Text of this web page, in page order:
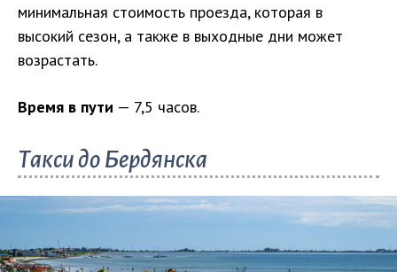
минимальная стоимость проезда, которая в
высокий сезон, а также в выходные дни может
возрастать.
Время в пути — 7,5 часов.
Такси до Бердянска